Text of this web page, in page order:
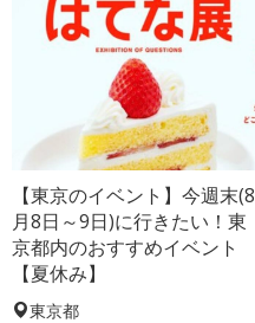
【東京のイベント】今週末(8
月8日～9日)に行きたい！東
京都内のおすすめイベント
【夏休み】
東京都